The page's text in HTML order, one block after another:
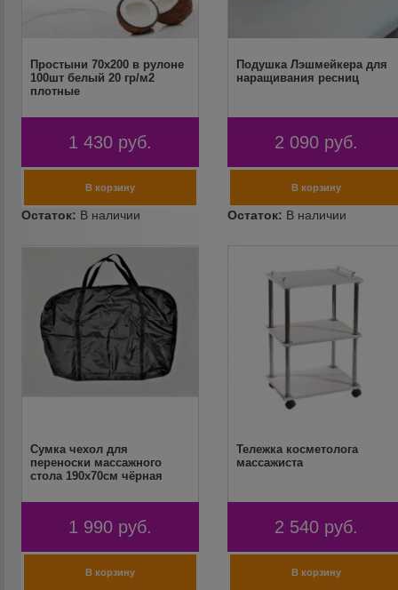
Простыни 70х200 в рулоне
100шт белый 20 гр/м2
плотные
1 430 руб.
Подушка Лэшмейкера для
наращивания ресниц
2 090 руб.
Сумка чехол для
переноски массажного
стола 190х70см чёрная
1 990 руб.
Тележка косметолога
массажиста
2 540 руб.